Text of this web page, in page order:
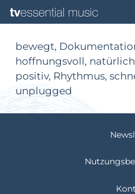
bewegt,
hoffnungsvoll,
positiv, Rhythmus,
unplugged